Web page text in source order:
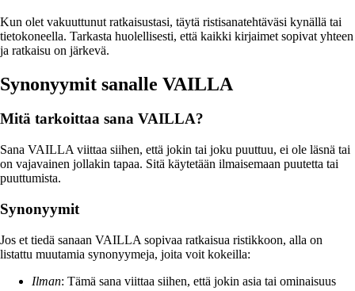
Kun olet vakuuttunut ratkaisustasi, täytä ristisanatehtäväsi kynällä tai
tietokoneella. Tarkasta huolellisesti, että kaikki kirjaimet sopivat yhteen
ja ratkaisu on järkevä.
Synonyymit sanalle VAILLA
Mitä tarkoittaa sana VAILLA?
Sana VAILLA viittaa siihen, että jokin tai joku puuttuu, ei ole läsnä tai
on vajavainen jollakin tapaa. Sitä käytetään ilmaisemaan puutetta tai
puuttumista.
Synonyymit
Jos et tiedä sanaan VAILLA sopivaa ratkaisua ristikkoon, alla on
listattu muutamia synonyymeja, joita voit kokeilla:
Ilman: Tämä sana viittaa siihen, että jokin asia tai ominaisuus